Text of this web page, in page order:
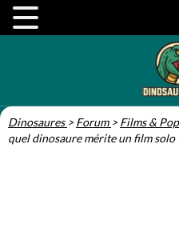
Dinosaures >Forum >Films &
quel dinosaure mérite un film solo